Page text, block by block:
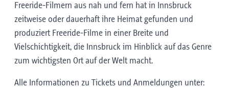
Freeride-Filmern aus nah und fern hat in Innsbruck
zeitweise oder dauerhaft ihre Heimat gefunden und
produziert Freeride-Filme in einer Breite und
Vielschichtigkeit, die Innsbruck im Hinblick auf das Genre
zum wichtigsten Ort auf der Welt macht.
Alle Informationen zu Tickets und Anmeldungen unter: